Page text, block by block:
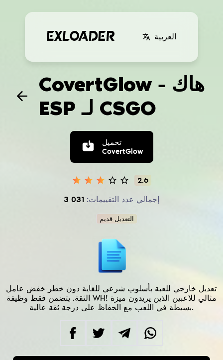
العربية
CovertGlow - هاك
ESP لـ CSGO
تحميل
CovertGlow
2.6
إجمالي عدد التقييمات: 3 031
التعديل قديم
تعديل خارجي للعبة بأسلوب شرعي للغاية دون خطر خفض عامل
الثقة. يتضمن فقط وظيفة WH! مثالي للاعبين الذين يريدون ميزة
بسيطة في اللعب مع الحفاظ على درجة ثقة عالية.